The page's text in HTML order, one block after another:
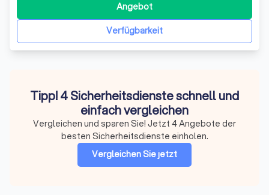
Verfügbarkeit
Angebot
Tipp! 4 Sicherheitsdienste schnell und
einfach vergleichen
Vergleichen und sparen Sie! Jetzt 4 Angebote der
besten Sicherheitsdienste einholen.
Vergleichen Sie jetzt